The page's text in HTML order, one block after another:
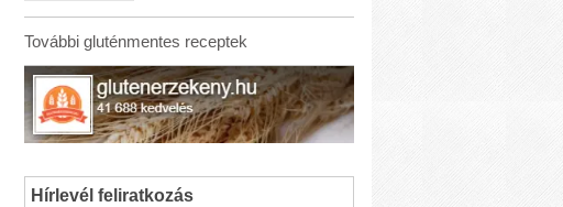
További gluténmentes receptek
Hírlevél feliratkozás